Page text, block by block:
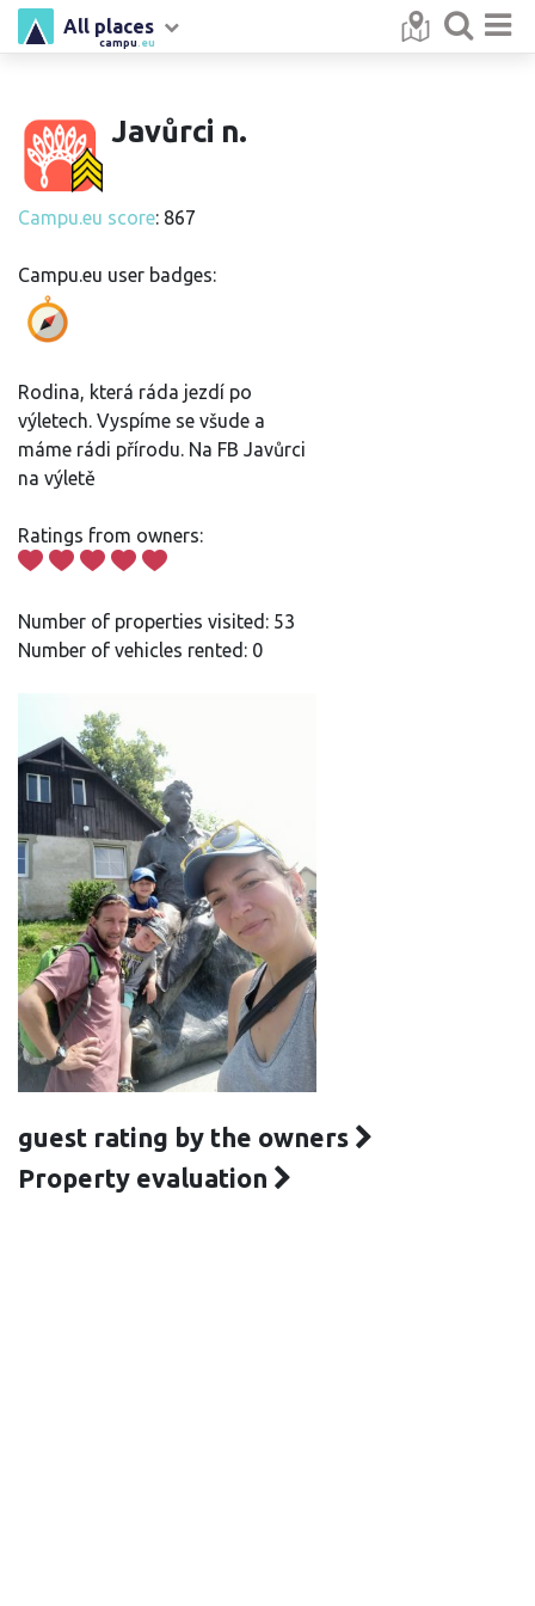
campu .eu
All places
Javůrci n.
Campu.eu score: 867
Campu.eu user badges:
Rodina, která ráda jezdí po
výletech. Vyspíme se všude a
máme rádi přírodu. Na FB Javůrci
na výletě
Ratings from owners:
Number of properties visited: 53
Number of vehicles rented: 0
guest rating by the owners
Property evaluation